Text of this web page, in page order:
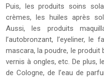
Puis, les produits soins
crèmes, les huiles après
Aussi, les produits
l’autobronzant, l’eyeliner,
mascara, la poudre, le produit
vernis à ongles, etc. De plus,
de Cologne, de l’eau de